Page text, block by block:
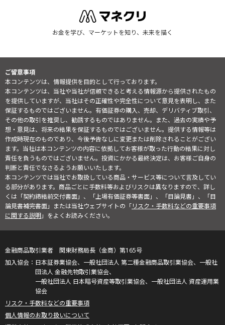
お金を学び、マーケットを知り、未来を描く
ご留意事項
本コンテンツは、情報提供を目的として行っております。
本コンテンツは、当社や当社が信頼できると考える情報源から提供されたもの
を提供していますが、当社はその正確性や完全性について意見を表明し、また
保証するものではございません。有価証券の購入、売却、デリバティブ取引、
その他の取引を推奨し、勧誘するものではありません。また、過去の実績や予
想・意見は、将来の結果を保証するものではございません。提供する情報等は
作成時現在のものであり、今後予告なしに変更または削除されることがござい
ます。当社は本コンテンツの内容に依拠してお客様が取った行動の結果に対し
責任を負うものではございません。投資にかかる最終決定は、お客様ご自身の
判断と責任でなさるようお願いいたします。
本コンテンツでは当社でお取扱している商品・サービス等について言及してい
る部分があります。商品ごとに手数料等およびリスクは異なりますので、詳し
くは「契約締結前交付書面」、「上場有価証券等書面」、「目論見書」、「目
論見書補完書面」または当社ウェブサイトの「リスク・手数料などの重要事項
に関する説明」をよくお読みください。
金融商品取引業者 関東財務局長（金商）第165号
日本証券業協会、一般社団法人 第二種金融商品取引業協会、一般社
団法人 金融先物取引業協会、
一般社団法人 日本暗号資産等取引業協会、一般社団法人 資産運用業
協会
リスク・手数料などの重要事項
個人情報のお取り扱いについて